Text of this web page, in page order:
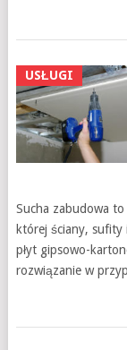
USŁUGI
Sucha zabudowa
której ściany, sufity
płyt gipsowo-
rozwiązanie w